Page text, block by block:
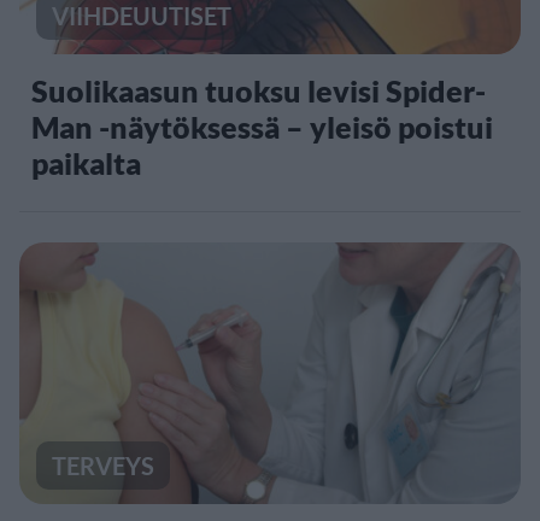
VIIHDEUUTISET
Suolikaasun tuoksu levisi Spider-
Man -näytöksessä – yleisö poistui
paikalta
TERVEYS